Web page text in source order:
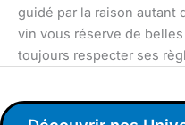
guidé par la raison autant
vin vous réserve de
toujours respecter ses